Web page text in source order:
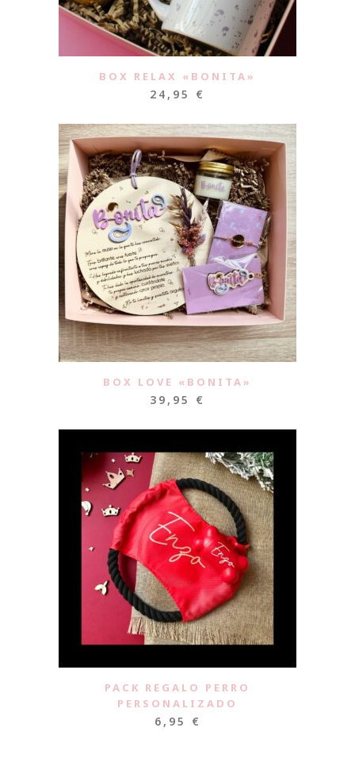
BOX RELAX «BONITA»
24,95 €
BOX LOVE «BONITA»
39,95 €
PACK REGALO PERRO
PERSONALIZADO
6,95 €